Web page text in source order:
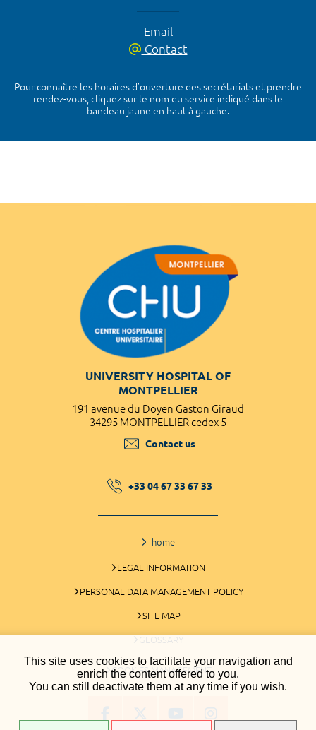
This site uses cookies to facilitate your navigation and
enrich the content offered to you.
You can still deactivate them at any time if you wish.
Email
Contact
Pour connaître les horaires d’ouverture des secrétariats et prendre
rendez-vous, cliquez sur le nom du service indiqué dans le
bandeau jaune en haut à gauche.
UNIVERSITY HOSPITAL OF
MONTPELLIER
191 avenue du Doyen Gaston Giraud
34295 MONTPELLIER cedex 5
Contact us
+33 04 67 33 67 33
home
LEGAL INFORMATION
PERSONAL DATA MANAGEMENT POLICY
SITE MAP
GLOSSARY
COOKIES MANAGEMENT